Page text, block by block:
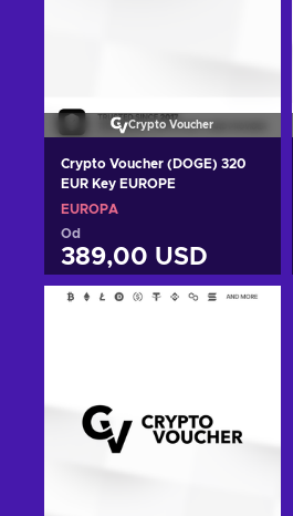
Crypto Voucher
Crypto Voucher (DOGE) 320
EUR Key EUROPE
EUROPA
Od
389,00 USD
Dodaj do koszyka